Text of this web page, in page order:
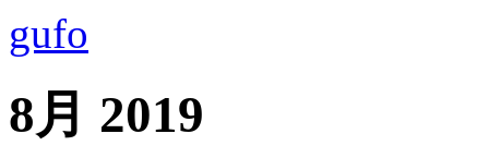
gufo
8月 2019